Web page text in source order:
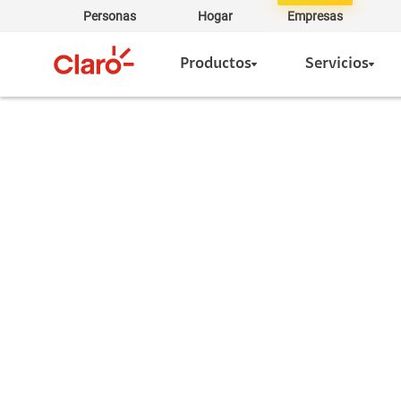
Personas Hogar Empresas
Productos Servicios